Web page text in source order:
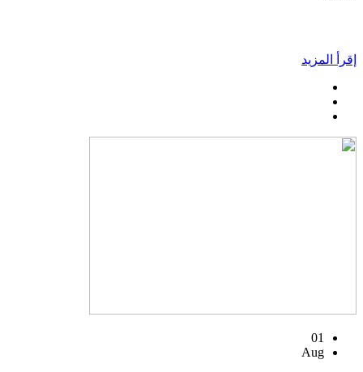
إقرأ المزيد
01
Aug